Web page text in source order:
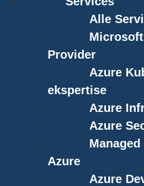
Alle
Provider
Azure
ekspertise
Azure
Azure
Azure
Azure